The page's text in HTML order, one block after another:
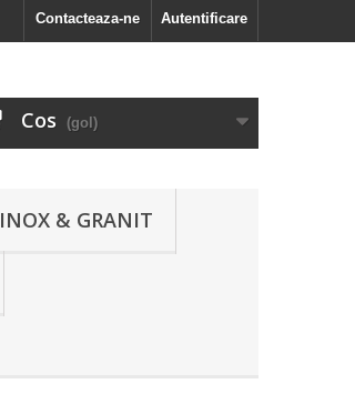
Autentificare
Contacteaza-ne
Cos (gol)
INOX & GRANIT